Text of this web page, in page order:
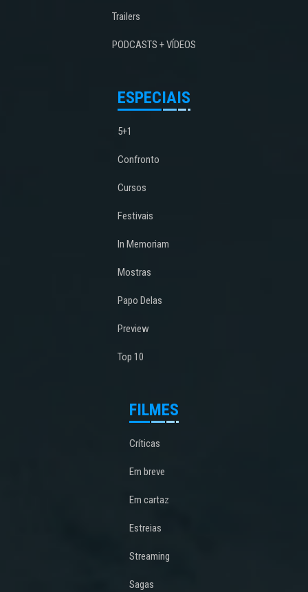
Trailers
PODCASTS + VÍDEOS
ESPECIAIS
5+1
Confronto
Cursos
Festivais
In Memoriam
Mostras
Papo Delas
Preview
Top 10
FILMES
Críticas
Em breve
Em cartaz
Estreias
Streaming
Sagas